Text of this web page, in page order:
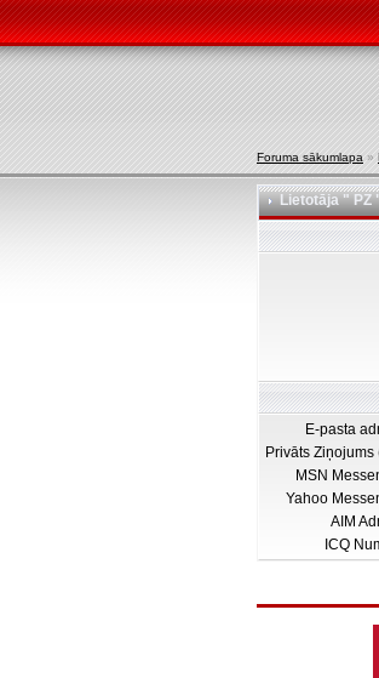
Foruma sākumlapa »
Lietotāja " PZ
E-pasta
Privāts Ziņojums
MSN
Yahoo
AIM
ICQ